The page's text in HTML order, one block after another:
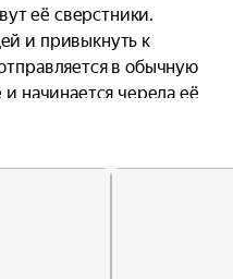
её сверстники.
и привыкнуть к
в обычную
начинается череда её